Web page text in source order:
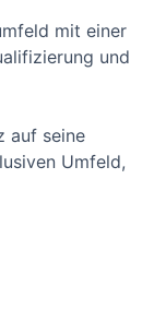
mit einer
und
auf seine
Umfeld,